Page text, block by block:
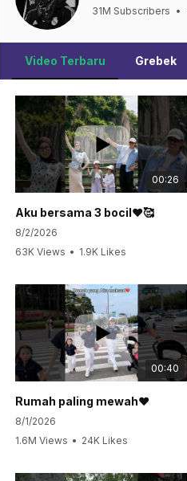
31M Subscribers •
Video Terbaru Grebek
00:26
Aku bersama 3 bocil❤️🥰
8/2/2026
63K Views • 1.9K Likes
00:40
Rumah paling mewah❤️
8/1/2026
1.6M Views • 24K Likes